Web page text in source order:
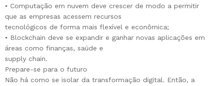
• Computação em nuvem deve crescer de modo a permitir
que as empresas acessem recursos
tecnológicos de forma mais flexível e econômica;
• Blockchain deve se expandir e ganhar novas aplicações em
áreas como finanças, saúde e
supply chain.
Prepare-se para o futuro
Não há como se isolar da transformação digital. Então, a